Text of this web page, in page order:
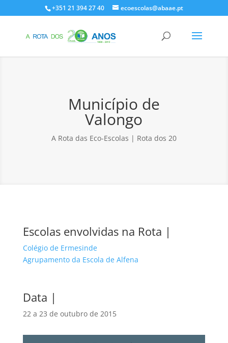
+351 21 394 27 40 ecoescolas@abaae.pt
Município de
Valongo
A Rota das Eco-Escolas | Rota dos 20
Escolas envolvidas na Rota |
Colégio de Ermesinde
Agrupamento da Escola de Alfena
Data |
22 a 23 de outubro de 2015